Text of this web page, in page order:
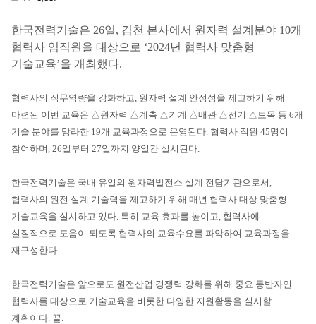
한국전력기술은 26일, 김천 본사에서 원자력 설계분야 10개
협력사 임직원을 대상으로 ‘2024년 협력사 맞춤형
기술교육’을 개최했다.
협력사의 직무역량을 강화하고, 원자력 설계 안정성을 제고하기 위해
마련된 이번 교육은 △원자력 △계측 △기계 △배관 △전기 △토목 등 6개
기술 분야를 망라한 19개 교육과정으로 운영된다. 협력사 직원 45명이
참여하며, 26일부터 27일까지 양일간 실시된다.
한국전력기술은 국내 유일의 원자력발전소 설계 전담기관으로서,
협력사의 원전 설계 기술력을 제고하기 위해 매년 협력사 대상 맞춤형
기술교육을 실시하고 있다. 특히 교육 효과를 높이고, 협력사에
실질적으로 도움이 되도록 협력사의 교육수요를 파악하여 교육과정을
재구성한다.
한국전력기술은 앞으로도 원전산업 경쟁력 강화를 위해 중요 동반자인
협력사를 대상으로 기술교육을 비롯한 다양한 지원활동을 실시할
계획이다. 끝.